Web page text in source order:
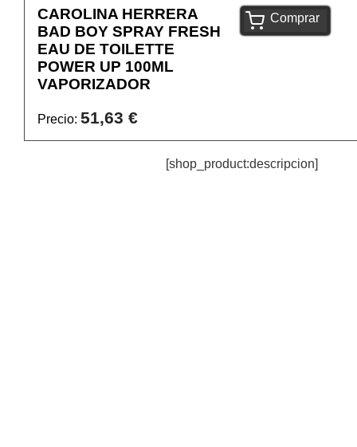
CAROLINA HERRERA
BAD BOY SPRAY FRESH
EAU DE TOILETTE
POWER UP 100ML
VAPORIZADOR
Precio: 51,63 €
Comprar
[shop_product:descripcion]